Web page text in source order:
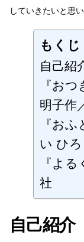
していきたいと思い
もくじ
自己紹
『お
明子作
『お
い ひ
『よ
社
自己紹介